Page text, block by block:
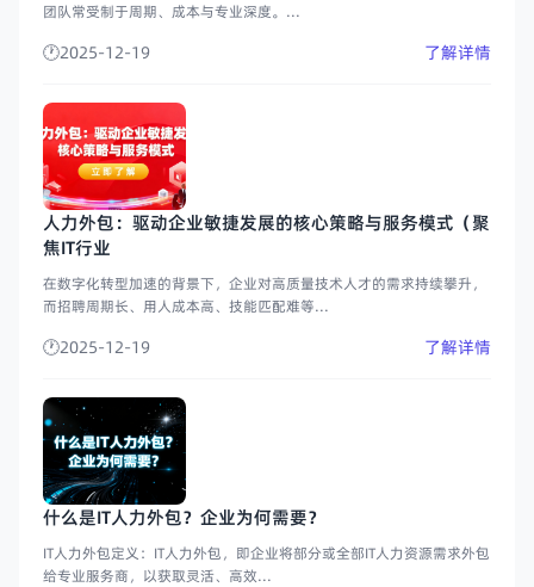
团队常受制于周期、成本与专业深度。...
2025-12-19 了解详情
人力外包：驱动企业敏捷发展的核心策略与服务模式（聚
焦IT行业
在数字化转型加速的背景下，企业对高质量技术人才的需求持续攀升，
而招聘周期长、用人成本高、技能匹配难等...
2025-12-19 了解详情
什么是IT人力外包？企业为何需要？
IT人力外包定义：IT人力外包，即企业将部分或全部IT人力资源需求外包
给专业服务商，以获取灵活、高效...